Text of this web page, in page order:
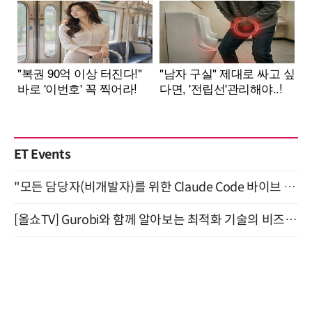
ET Events
"모든 담당자(비개발자)를 위한 Claude Code 바이브 코딩 2-day 부트캠프" 9월 16~17일 개최
[올쇼TV] Gurobi와 함께 알아보는 최적화 기술의 비즈니스 활용 (8월 20일 생방송)